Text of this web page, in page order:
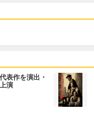
表作を演出・
演